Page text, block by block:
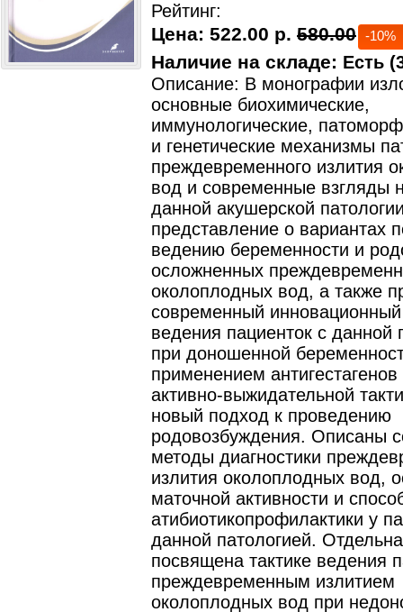
Рейтинг:
Цена: 522.00 р. 580.00 -10%
Наличие на складе: Есть
Описание: В монографии
основные биохимические,
иммунологические,
и генетические механизмы
преждевременного излития
вод и современные взгляды
данной акушерской
представление о вариантах
ведению беременности и
осложненных
околоплодных вод, а также
современный
ведения пациенток с данной
при доношенной
применением
активно-выжидательной
новый подход к проведению
родовозбуждения. Описаны
методы диагностики
излития околоплодных вод,
маточной активности и
атибиотикопрофилактики у
данной патологией.
посвящена тактике ведения
преждевременным излитием
околоплодных вод при